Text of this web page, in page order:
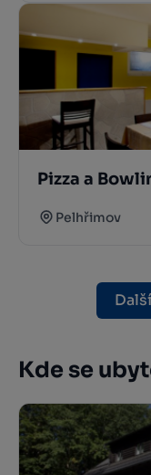
Pizza a
Pelhřimov
Kde se